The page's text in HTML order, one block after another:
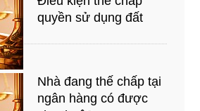
quyền sử dụng đất
Nhà đang thế chấp tại
ngân hàng có được